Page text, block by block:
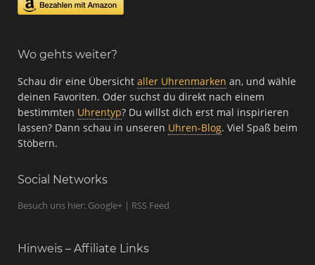
Wo gehts weiter?
Schau dir eine Übersicht aller Uhrenmarken an, und wähle
deinen Favoriten. Oder suchst du direkt nach einem
bestimmten Uhrentyp? Du willst dich erst mal inspirieren
lassen? Dann schau in unseren Uhren-Blog. Viel Spaß beim
Stöbern.
Social Networks
Besuch uns hier: Google+ | RSS Feed
Hinweis – Affiliate Links